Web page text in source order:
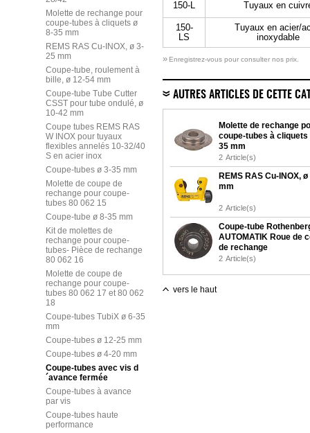
Molette de rechange pour
coupe-tubes à cliquets ø
8-35 mm
REMS RAS Cu-INOX, ø 3-
25 mm
Coupe-tube, roulement à
bille, ø 12-54 mm
Coupe-tube Tube Cutter
CSST pour tube ondulé, ø
10-42 mm
Coupe tubes REMS RAS
W INOX pour tuyaux
flexibles annelés 10-32/40
S en acier inox
Coupe-tubes ø 3-35 mm
Molette de coupe de
rechange pour coupe-
tubes 80 062 15
Coupe-tube ø 8-35 mm
Kit de molettes de
rechange pour coupe-
tubes- Pièce de rechange
80 062 16
Molette de coupe de
rechange pour coupe-
tubes 80 062 17 et 80 062
18
Coupe-tubes TubiX ø 6-35
mm
Coupe-tubes ø 12-25 mm
Coupe-tubes ø 4-20 mm
Coupe-tubes avec vis d
´avance fermée
Coupe-tubes à avance
par vis
Coupe-tubes haute
performance
150-L Tuyaux en
150-
LS
Tuyaux en acier/
inoxydable
» Enregistrez-vous pour consulter nos prix.
AUTRES ARTICLES DE CETTE
Molette de rechange
coupe-tubes à cliquets
35 mm
2 Article(s)
REMS RAS Cu-INOX,
mm
2 Article(s)
Coupe-tube
AUTOMATIK Roue de
de rechange
2 Article(s)
vers le haut